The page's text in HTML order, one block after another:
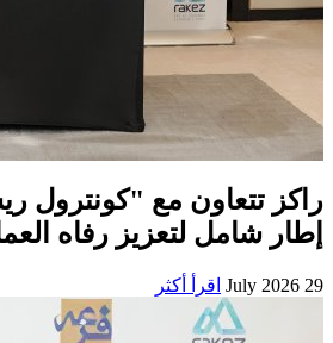
راكز تتعاون مع "كونترول
إطار شامل لتعزيز رفاه
29 July 2026 اقرأ أكثر